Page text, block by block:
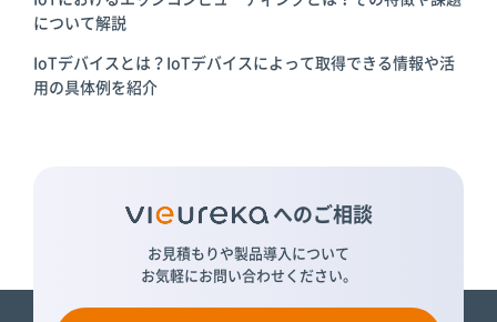
について解説
IoTデバイスとは？IoTデバイスによって取得できる情報や活
用の具体例を紹介
へのご相談
お見積もりや製品導入について
お気軽にお問い合わせください。